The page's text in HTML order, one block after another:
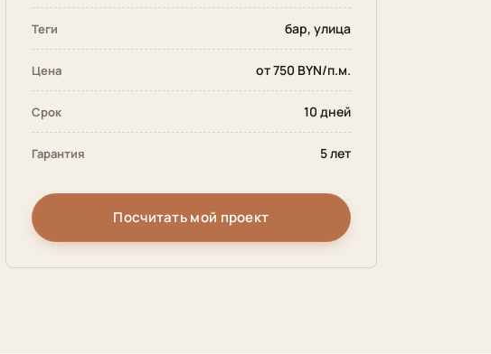
Теги бар, улица
Цена от 750 BYN/п.м.
Срок 10 дней
Гарантия 5 лет
Посчитать мой проект